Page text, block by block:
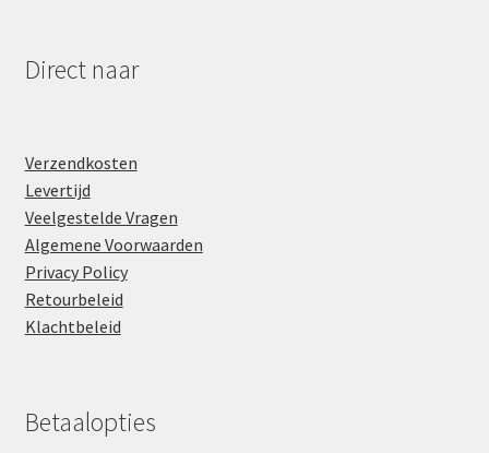
Direct naar
Verzendkosten
Levertijd
Veelgestelde Vragen
Algemene Voorwaarden
Privacy Policy
Retourbeleid
Klachtbeleid
Betaalopties